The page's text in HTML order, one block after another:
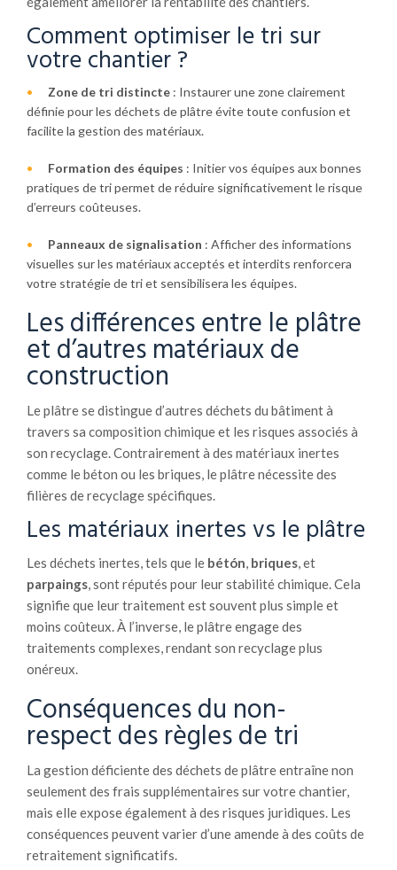
Comment optimiser le tri sur
votre chantier ?
Zone de tri distincte : Instaurer une zone clairement
définie pour les déchets de plâtre évite toute confusion et
facilite la gestion des matériaux.
Formation des équipes : Initier vos équipes aux bonnes
pratiques de tri permet de réduire significativement le risque
d’erreurs coûteuses.
Panneaux de signalisation : Afficher des informations
visuelles sur les matériaux acceptés et interdits renforcera
votre stratégie de tri et sensibilisera les équipes.
Les différences entre le plâtre
et d’autres matériaux de
construction
Le plâtre se distingue d’autres déchets du bâtiment à
travers sa composition chimique et les risques associés à
son recyclage. Contrairement à des matériaux inertes
comme le béton ou les briques, le plâtre nécessite des
filières de recyclage spécifiques.
Les matériaux inertes vs le plâtre
Les déchets inertes, tels que le bétón, briques, et
parpaings, sont réputés pour leur stabilité chimique. Cela
signifie que leur traitement est souvent plus simple et
moins coûteux. À l’inverse, le plâtre engage des
traitements complexes, rendant son recyclage plus
onéreux.
Conséquences du non-
respect des règles de tri
La gestion déficiente des déchets de plâtre entraîne non
seulement des frais supplémentaires sur votre chantier,
mais elle expose également à des risques juridiques. Les
conséquences peuvent varier d’une amende à des coûts de
retraitement significatifs.